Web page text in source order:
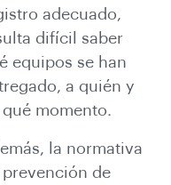
adecuado,
difícil saber
equipos se han
a quién y
qué momento.
la normativa
prevención de